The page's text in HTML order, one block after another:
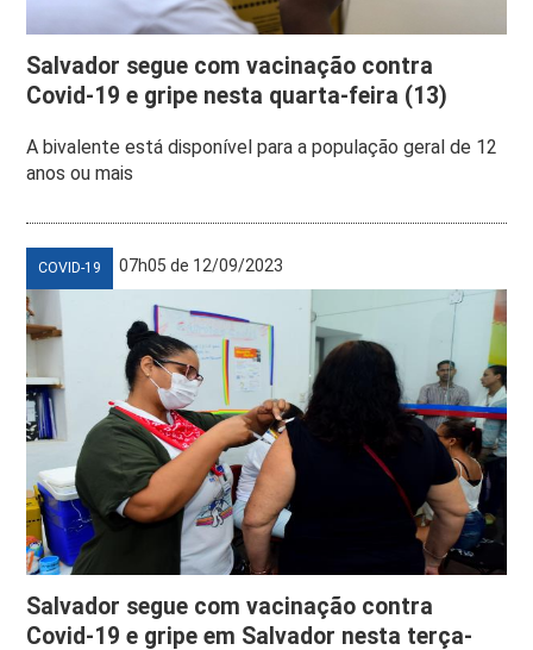
Salvador segue com vacinação contra
Covid-19 e gripe nesta quarta-feira (13)
A bivalente está disponível para a população geral de 12
anos ou mais
COVID-19 07h05 de 12/09/2023
Salvador segue com vacinação contra
Covid-19 e gripe em Salvador nesta terça-